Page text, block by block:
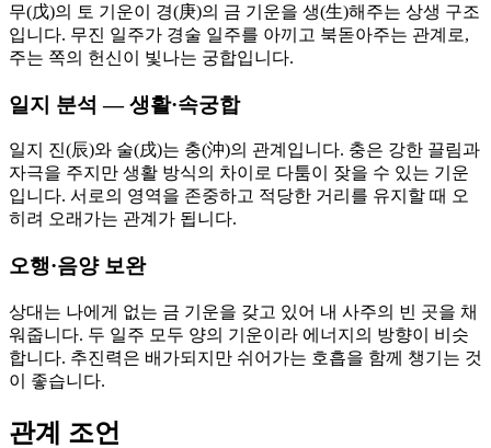
무(戊)의 토 기운이 경(庚)의 금 기운을 생(生)해주는 상생 구조
입니다. 무진 일주가 경술 일주를 아끼고 북돋아주는 관계로,
주는 쪽의 헌신이 빛나는 궁합입니다.
일지 분석 — 생활·속궁합
일지 진(辰)와 술(戌)는 충(沖)의 관계입니다. 충은 강한 끌림과
자극을 주지만 생활 방식의 차이로 다툼이 잦을 수 있는 기운
입니다. 서로의 영역을 존중하고 적당한 거리를 유지할 때 오
히려 오래가는 관계가 됩니다.
오행·음양 보완
상대는 나에게 없는 금 기운을 갖고 있어 내 사주의 빈 곳을 채
워줍니다. 두 일주 모두 양의 기운이라 에너지의 방향이 비슷
합니다. 추진력은 배가되지만 쉬어가는 호흡을 함께 챙기는 것
이 좋습니다.
관계 조언